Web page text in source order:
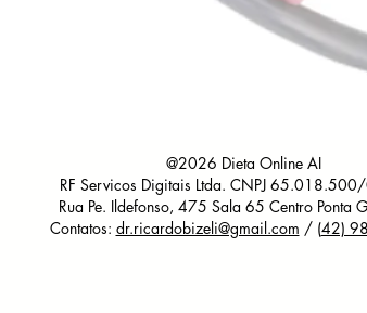
@2026 Dieta Online AI
RF Servicos Digitais Ltda. CNPJ
Rua Pe. Ildefonso, 475 Sala 65 Centro Ponta
Contatos: dr.ricardobizeli@gmail.com / (42)